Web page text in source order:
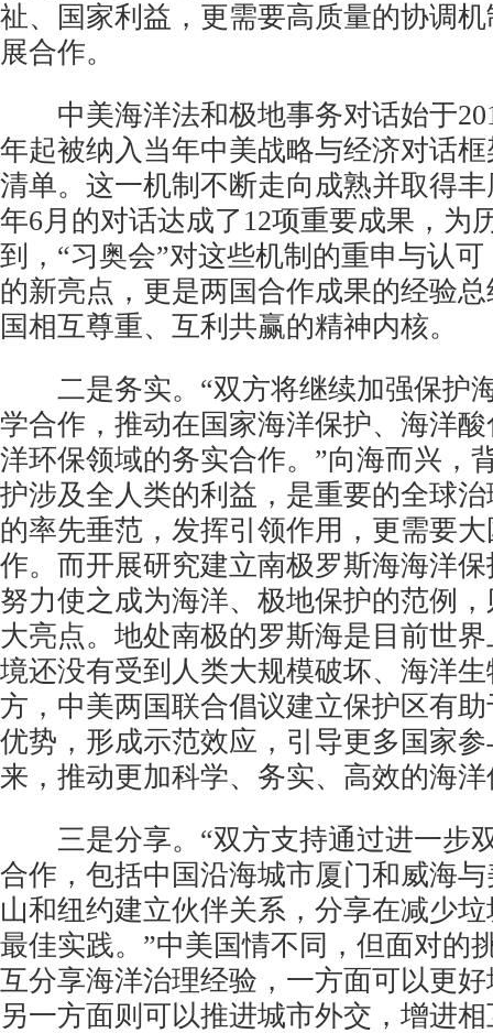
祉、国家利益，更需要高质量的协调
展合作。
中美海洋法和极地事务对话始于
年起被纳入当年中美战略与经济对话
清单。这一机制不断走向成熟并取得
年6月的对话达成了12项重要成果，为
到，“习奥会”对这些机制的重申与认
的新亮点，更是两国合作成果的经验
国相互尊重、互利共赢的精神内核。
二是务实。“双方将继续加强保护
学合作，推动在国家海洋保护、海洋
洋环保领域的务实合作。”向海而兴，
护涉及全人类的利益，是重要的全球
的率先垂范，发挥引领作用，更需要
作。而开展研究建立南极罗斯海海洋
努力使之成为海洋、极地保护的范例
大亮点。地处南极的罗斯海是目前世
境还没有受到人类大规模破坏、海洋
方，中美两国联合倡议建立保护区有
优势，形成示范效应，引导更多国家
来，推动更加科学、务实、高效的海
三是分享。“双方支持通过进一步
合作，包括中国沿海城市厦门和威海
山和纽约建立伙伴关系，分享在减少
最佳实践。”中美国情不同，但面对的
互分享海洋治理经验，一方面可以更
另一方面则可以推进城市外交，增进